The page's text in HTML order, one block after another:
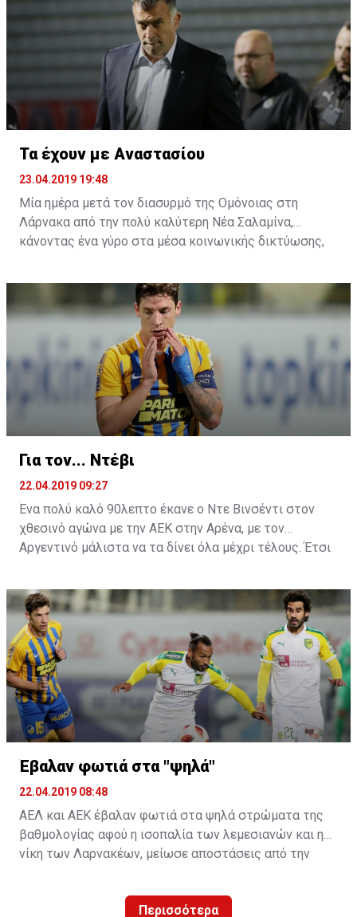
Τα έχουν με Αναστασίου
23.04.2019 19:48
Μία ημέρα μετά τον διασυρμό της Ομόνοιας στη
Λάρνακα από την πολύ καλύτερη Νέα Σαλαμίνα,
κάνοντας ένα γύρο στα μέσα κοινωνικής δικτύωσης,
προπονητή. Η συμπεριφορά του μετά το τέλος του
αγώνα στη δημοσιογραφική γι' άλλη μία φορά δεν ήταν
η πρέπων, αφού πολλοί είναι αυτοί που πιστεύουν ότι
τουλάχιστον αυτό έπρεπε να λεχθεί από τα χείλη του
Ελλαδίτη τεχνικό ήταν μία συγνώμη.
Για τον... Ντέβι
22.04.2019 09:27
Ένα πολύ καλό 90λεπτο έκανε ο Ντε Βινσέντι στον
χθεσινό αγώνα με την ΑΕΚ στην Αρένα, με τον
Αργεντινό μάλιστα να τα δίνει όλα μέχρι τέλους. Έτσι
φάση του ματς, όπου σημάδεψε το δοκάρι της εστίας
του Τόνιο.
Έβαλαν φωτιά στα "ψηλά"
22.04.2019 08:48
ΑΕΛ και ΑΕΚ έβαλαν φωτιά στα ψηλά στρώματα της
βαθμολογίας αφού η ισοπαλία των λεμεσιανών και η
νίκη των Λαρνακέων, μείωσε αποστάσεις από την
Περισσότερα